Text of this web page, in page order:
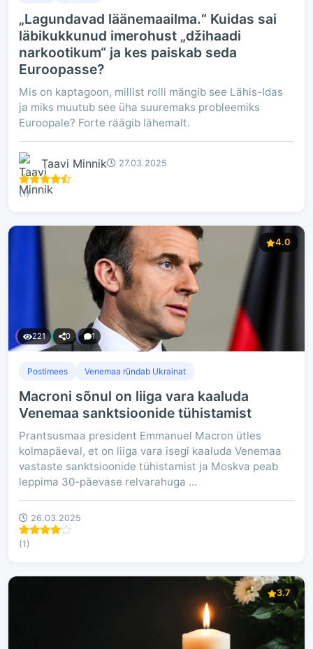
„Lagundavad läänemaailma.“ Kuidas sai
läbikukkunud imerohust „džihaadi
narkootikum“ ja kes paiskab seda
Euroopasse?
Mis on kaptagoon, millist rolli mängib see Lähis-Idas
ja miks muutub see üha suuremaks probleemiks
Euroopale? Forte räägib lähemalt.
Taavi Minnik 27.03.2025
(1)
4.0
221 0 1
Postimees Venemaa ründab Ukrainat
Macroni sõnul on liiga vara kaaluda
Venemaa sanktsioonide tühistamist
Prantsusmaa president Emmanuel Macron ütles
kolmapäeval, et on liiga vara isegi kaaluda Venemaa
vastaste sanktsioonide tühistamist ja Moskva peab
leppima 30-päevase relvarahuga ...
26.03.2025
(1)
3.7